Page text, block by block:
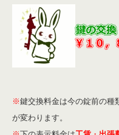
※鍵交換料金は今の錠前の種
が変わります。